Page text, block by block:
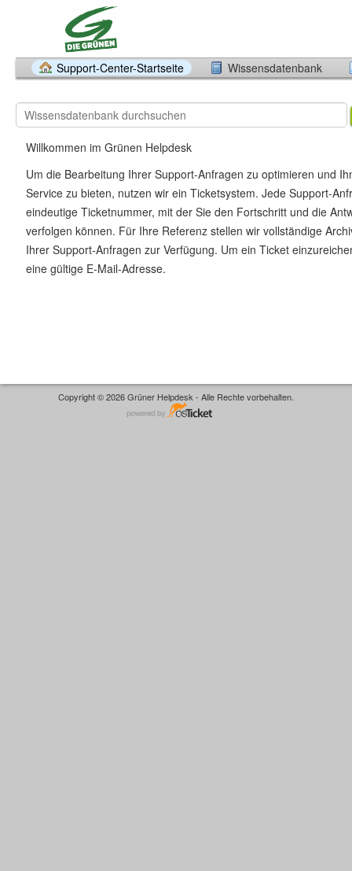
Support-Center-Startseite Wissensdatenbank
Willkommen im Grünen Helpdesk
Um die Bearbeitung Ihrer Support-Anfragen zu optimieren und
Service zu bieten, nutzen wir ein Ticketsystem. Jede Support-
eindeutige Ticketnummer, mit der Sie den Fortschritt und die
verfolgen können. Für Ihre Referenz stellen wir vollständige
Ihrer Support-Anfragen zur Verfügung. Um ein Ticket
eine gültige E-Mail-Adresse.
Copyright © 2026 Grüner Helpdesk - Alle Rechte vorbehalten.